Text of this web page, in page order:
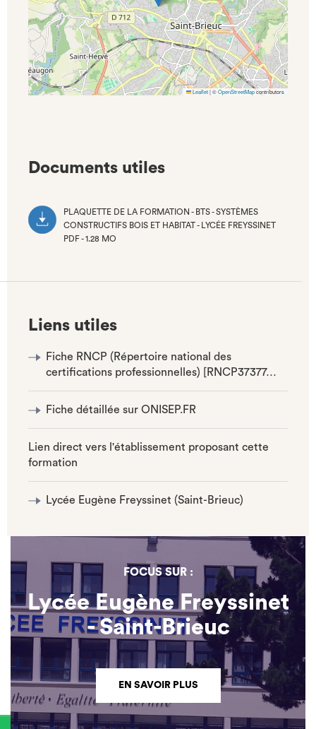
Leaflet|©OpenStreetMapcontributors
Documents utiles
PLAQUETTE DE LA FORMATION - BTS - SYSTÈMES
CONSTRUCTIFS BOIS ET HABITAT - LYCÉE FREYSSINET
PDF - 1.28 MO
Liens utiles
Fiche RNCP (Répertoire national des
certifications professionnelles) [RNCP37377…
Fiche détaillée sur ONISEP.FR
Lien direct vers l'établissement proposant cette
formation
Lycée Eugène Freyssinet (Saint-Brieuc)
FOCUS SUR :
Lycée Eugène Freyssinet
- Saint-Brieuc
EN SAVOIR PLUS